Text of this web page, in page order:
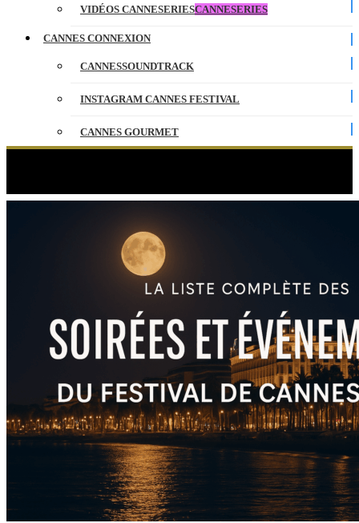
VIDÉOS CANNESERIESCANNESERIES
CANNES CONNEXION
CANNESSOUNDTRACK
INSTAGRAM CANNES FESTIVAL
CANNES GOURMET